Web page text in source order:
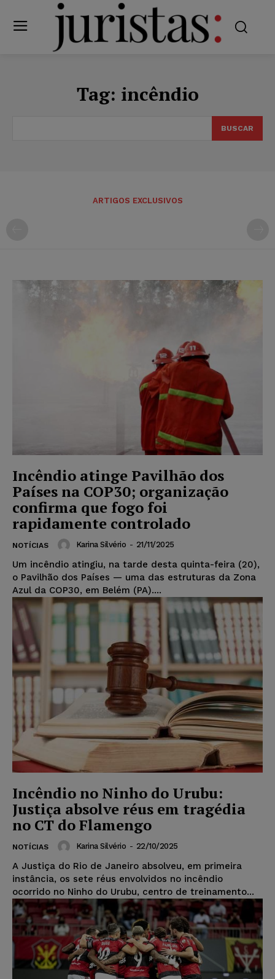
Tag: incêndio
BUSCAR
ARTIGOS EXCLUSIVOS
Incêndio atinge Pavilhão dos
Países na COP30; organização
confirma que fogo foi
rapidamente controlado
NOTÍCIAS Karina Silvério - 21/11/2025
Um incêndio atingiu, na tarde desta quinta-feira (20),
o Pavilhão dos Países — uma das estruturas da Zona
Azul da COP30, em Belém (PA)....
Incêndio no Ninho do Urubu:
Justiça absolve réus em tragédia
no CT do Flamengo
NOTÍCIAS Karina Silvério - 22/10/2025
A Justiça do Rio de Janeiro absolveu, em primeira
instância, os sete réus envolvidos no incêndio
ocorrido no Ninho do Urubu, centro de treinamento...